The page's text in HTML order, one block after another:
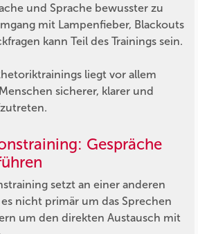
und Sprache bewusster zu
mit Lampenfieber, Blackouts
kann Teil des Trainings sein.
liegt vor allem
sicherer, klarer und
Gespräche
setzt an einer anderen
nicht primär um das Sprechen
um den direkten Austausch mit